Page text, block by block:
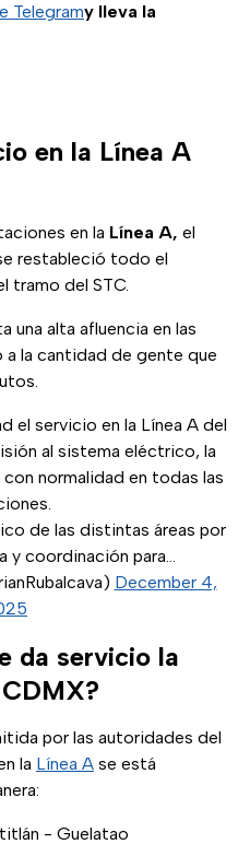
Telegramy lleva la
en la Línea A
en la Línea A, el
restableció todo el
tramo del STC.
una alta afluencia en las
a la cantidad de gente que
el servicio en la Línea A del
al sistema eléctrico, la
normalidad en todas las
de las distintas áreas por
y coordinación para…
December 4,
da servicio la
por las autoridades del
la Línea A se está
- Guelatao